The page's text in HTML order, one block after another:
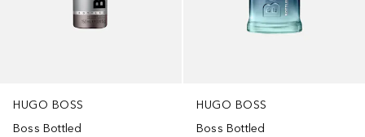
HUGO BOSS
Boss Bottled
HUGO BOSS
Boss Bottled